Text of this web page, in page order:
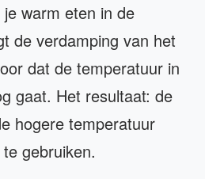
warm eten in de
de verdamping van het
dat de temperatuur in
gaat. Het resultaat: de
hogere temperatuur
gebruiken.